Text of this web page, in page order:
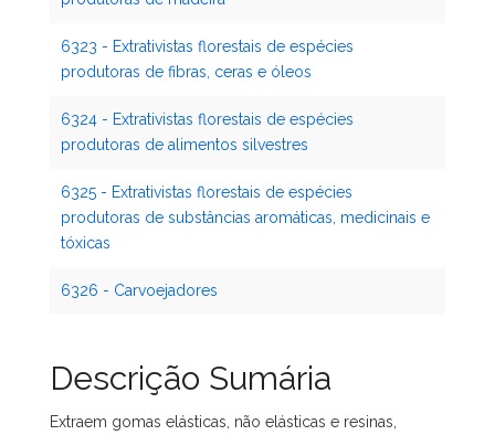
6323 - Extrativistas florestais de espécies
produtoras de fibras, ceras e óleos
6324 - Extrativistas florestais de espécies
produtoras de alimentos silvestres
6325 - Extrativistas florestais de espécies
produtoras de substâncias aromáticas, medicinais e
tóxicas
6326 - Carvoejadores
Descrição Sumária
Extraem gomas elásticas, não elásticas e resinas,